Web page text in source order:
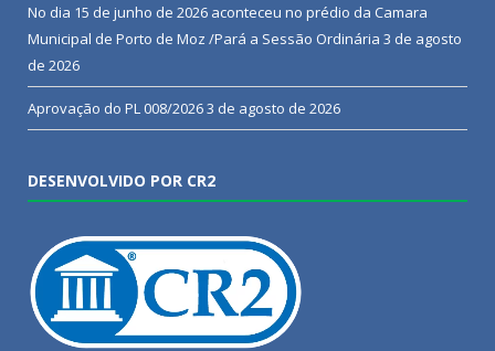
No dia 15 de junho de 2026 aconteceu no prédio da Camara
Municipal de Porto de Moz /Pará a Sessão Ordinária 3 de agosto
de 2026
Aprovação do PL 008/20263 de agosto de 2026
DESENVOLVIDO POR CR2